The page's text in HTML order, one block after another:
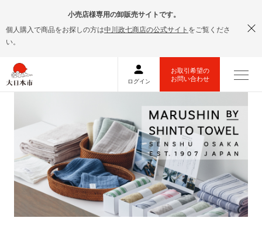
小売店様専用の卸販売サイトです。
個人購入で商品をお探しの方は中川政七商店の公式サイト をご覧くださ
い。